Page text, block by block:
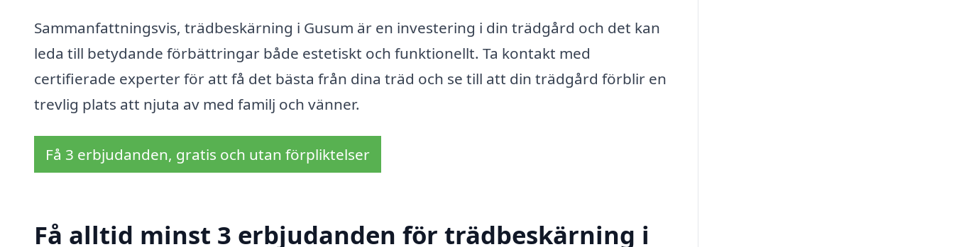
Sammanfattningsvis, trädbeskärning i Gusum är en investering i din trädgård och det kan
leda till betydande förbättringar både estetiskt och funktionellt. Ta kontakt med
certifierade experter för att få det bästa från dina träd och se till att din trädgård förblir en
trevlig plats att njuta av med familj och vänner.
Få 3 erbjudanden, gratis och utan förpliktelser
Få alltid minst 3 erbjudanden för trädbeskärning i